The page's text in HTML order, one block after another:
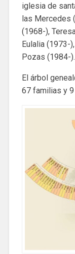
iglesia de
las Mercedes
(1968-),
Eulalia (1973-
Pozas (1984-).
El árbol
67 familias y